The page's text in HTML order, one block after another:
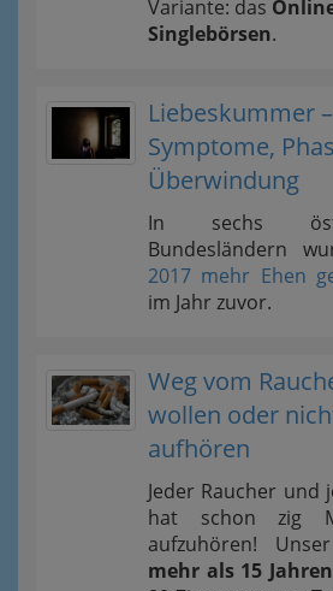
Variante: das
Singlebörsen.
Liebeskummer –
Symptome,
Überwindung
In sechs
Bundesländern
2017 mehr Ehen
im Jahr zuvor.
Weg vom
wollen oder
aufhören
Jeder Raucher und
hat schon zig
aufzuhören!
mehr als 15